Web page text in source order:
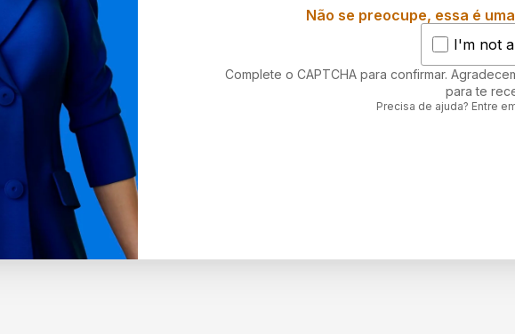
Não se preocupe, essa é
I'm not
Complete o CAPTCHA para confirmar.
para te
Precisa de ajuda? Entre